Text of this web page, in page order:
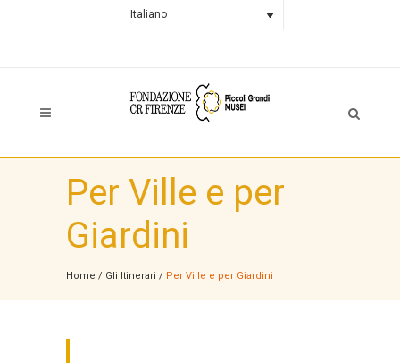
Italiano
Per Ville e per
Giardini
Home / Gli Itinerari / Per Ville e per Giardini